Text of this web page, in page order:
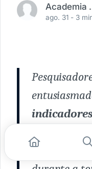
ago. 31 - 3
processos